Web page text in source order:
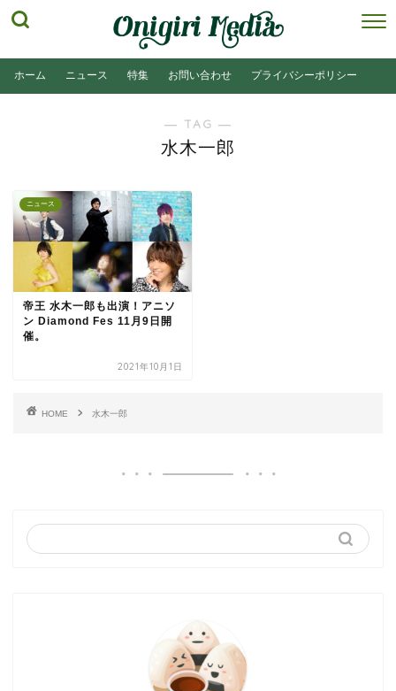
ホーム ニュース 特集 お問い合わせ プライバシーポリシー
― TAG ―
水木一郎
ニュース
帝王 水木一郎も出演！アニソ
ン Diamond Fes 11月9日開
催。
2021年10月1日
HOME 水木一郎